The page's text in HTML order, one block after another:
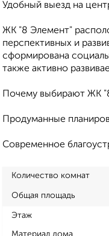
Удобный выезд на
ЖК "8 Элемент"
перспективных и
сформирована
также активно
Почему выбирают ЖК
Продуманные
Современное
Количество комнат
Общая площадь
Этаж
Материал дома